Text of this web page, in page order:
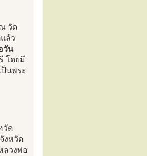
วัด
ล้ว
วัน
โดยมี
นพระ
วัด
งหวัด
ลวงพ่อ